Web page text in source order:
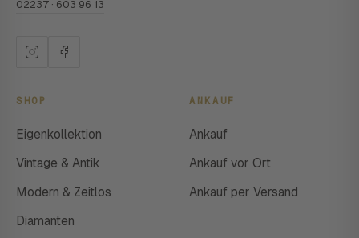
02237 · 603 96 13
SHOP
Eigenkollektion
Vintage & Antik
Modern & Zeitlos
Diamanten
ANKAUF
Ankauf
Ankauf vor Ort
Ankauf per Versand